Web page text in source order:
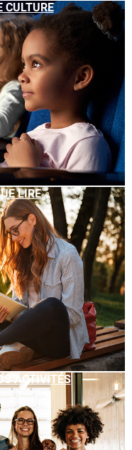
CULTURE
LIRE
ACTIVITÉS